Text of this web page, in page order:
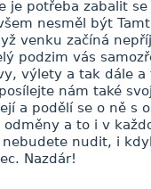
je potřeba zabalit
nesměl být
venku začíná
podzim vás
výlety a tak dále
nám také
a podělí se o ně s
a to i v
nudit, i
Nazdár!